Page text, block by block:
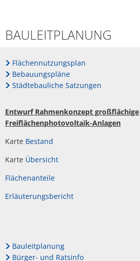
BAULEITPLANUNG
Flächennutzungsplan
Bebauungspläne
Städtebauliche Satzungen
Entwurf Rahmenkonzept großflächige
Freiflächenphotovoltaik-Anlagen
Karte Bestand
Karte Übersicht
Flächenanteile
Erläuterungsbericht
Bauleitplanung
Bürger- und Ratsinfo